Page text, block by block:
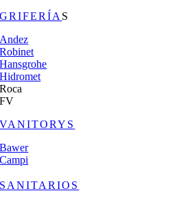
GRIFERÍA S
Andez
Robinet
Hansgrohe
Hidromet
Roca
FV
VANITORYS
Bawer
Campi
SANITARIOS